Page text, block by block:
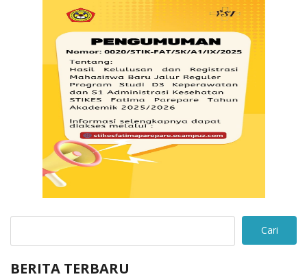
Cari
BERITA TERBARU